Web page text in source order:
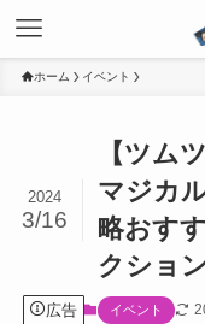
ホーム イベント
【ツム
マジカ
略おす
クション
2024
3/16
広告 イベント